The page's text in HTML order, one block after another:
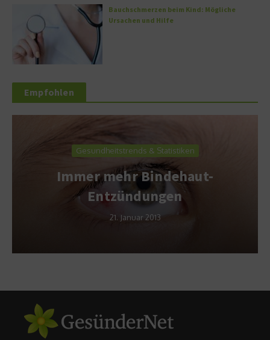
Bauchschmerzen beim Kind: Mögliche
Ursachen und Hilfe
Empfohlen
Gesundheitstrends & Statistiken
Immer mehr Bindehaut-
Entzündungen
21. Januar 2013